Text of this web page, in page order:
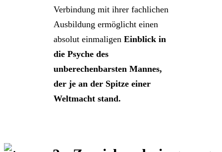
Verbindung mit ihrer fachlichen
Ausbildung ermöglicht einen
absolut einmaligen Einblick in
die Psyche des
unberechenbarsten Mannes,
der je an der Spitze einer
Weltmacht stand.